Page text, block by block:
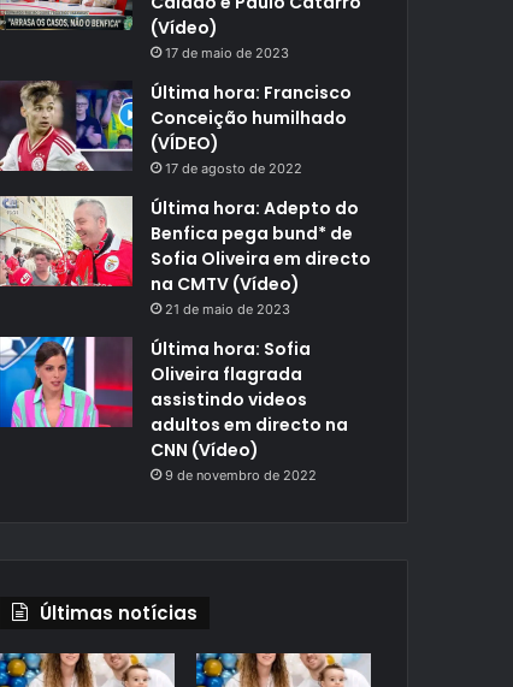
(Vídeo)
17 de maio de 2023
Última hora: Francisco
Conceição humilhado
(VÍDEO)
17 de agosto de 2022
Última hora: Adepto do
Benfica pega bund* de
Sofia Oliveira em directo
na CMTV (Vídeo)
21 de maio de 2023
Última hora: Sofia
Oliveira flagrada
assistindo videos
adultos em directo na
CNN (Vídeo)
9 de novembro de 2022
Últimas notícias